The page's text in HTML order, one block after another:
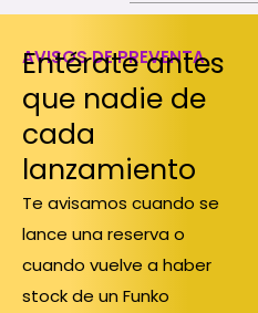
AVISOS DE PREVENTA
Entérate antes
que nadie de
cada
lanzamiento
Te avisamos cuando se
lance una reserva o
cuando vuelve a haber
stock de un Funko